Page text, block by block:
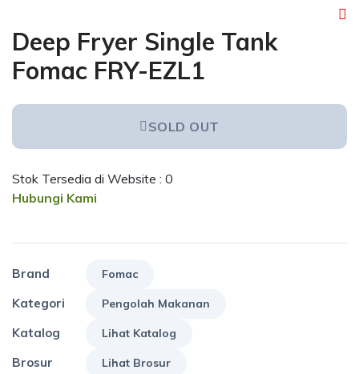
Deep Fryer Single Tank
Fomac FRY-EZL1
SOLD OUT
Stok Tersedia di Website : 0
Hubungi Kami
Brand Fomac
Kategori Pengolah Makanan
Katalog Lihat Katalog
Brosur Lihat Brosur